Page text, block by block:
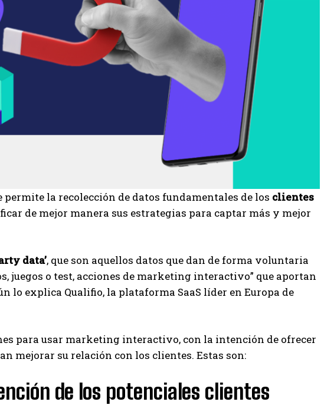
permite la recolección de datos fundamentales de los clientes
de mejor manera sus estrategias para captar más y mejor
data’, que son aquellos datos que dan de forma voluntaria
juegos o test, acciones de marketing interactivo” que aportan
lo explica Qualifio, la plataforma SaaS líder en Europa de
para usar marketing interactivo, con la intención de ofrecer
mejorar su relación con los clientes. Estas son:
de los potenciales clientes